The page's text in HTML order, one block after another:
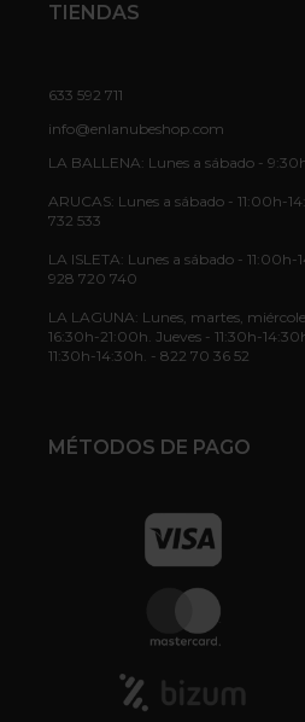
TIENDAS
633 592 711
info@enlanubeshop.com
LA BALLENA: Lunes a sábado -
ARUCAS: Lunes a sábado - 11:00h-
732 533
LA ISLETA: Lunes a sábado -
928 720 740
LA LAGUNA: Lunes, martes,
16:30h-21:00h. Jueves - 11:30h-
11:30h-14:30h. - 822 70 36 52
MÉTODOS DE PAGO